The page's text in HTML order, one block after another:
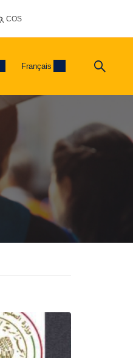
COS
Français